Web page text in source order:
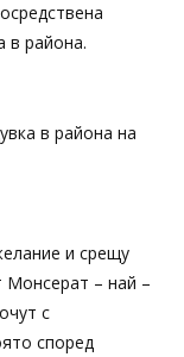
в района.
в района на
и срещу
– най –
с
според